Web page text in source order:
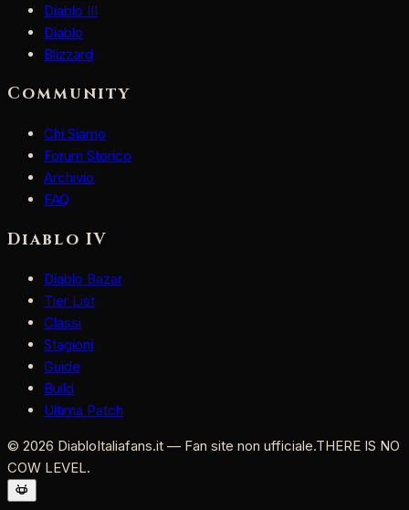
Diablo III
Diablo
Blizzard
Community
Chi Siamo
Forum Storico
Archivio
FAQ
Diablo IV
Diablo Bazar
Tier List
Classi
Stagioni
Guide
Build
Ultima Patch
© 2026 DiabloItaliafans.it — Fan site non ufficiale.THERE IS NO
COW LEVEL.